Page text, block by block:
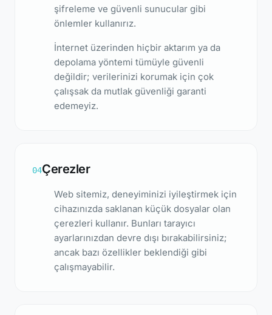
şifreleme ve güvenli sunucular gibi
önlemler kullanırız.
İnternet üzerinden hiçbir aktarım ya da
depolama yöntemi tümüyle güvenli
değildir; verilerinizi korumak için çok
çalışsak da mutlak güvenliği garanti
edemeyiz.
04Çerezler
Web sitemiz, deneyiminizi iyileştirmek için
cihazınızda saklanan küçük dosyalar olan
çerezleri kullanır. Bunları tarayıcı
ayarlarınızdan devre dışı bırakabilirsiniz;
ancak bazı özellikler beklendiği gibi
çalışmayabilir.